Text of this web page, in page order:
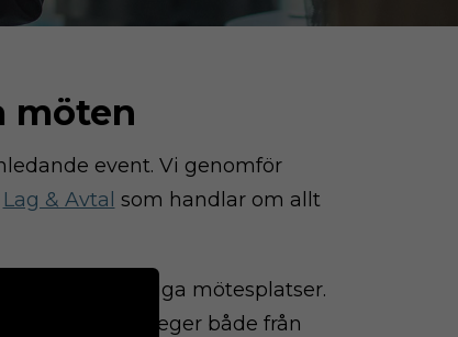
möten
event. Vi genomför
Lag & Avtal som handlar om allt
som naturliga mötesplatser.
och strateger både från